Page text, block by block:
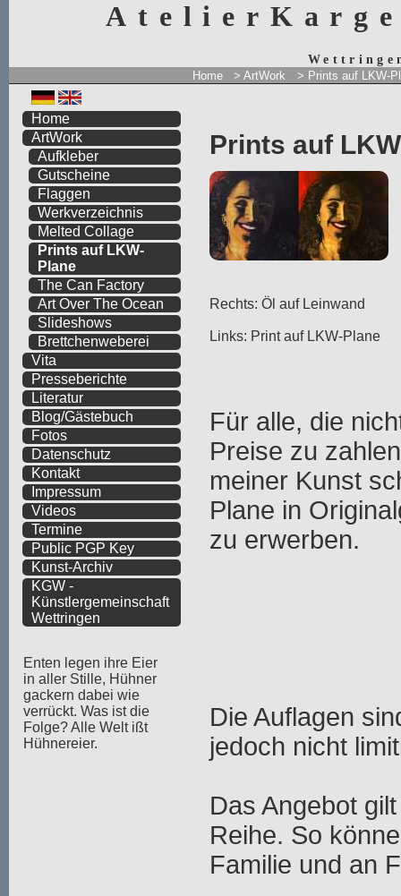
Home > ArtWork > Prints auf LKW-
Prints auf
Rechts: Öl auf Leinwand
Links: Print auf LKW-Plane
Für alle, die
Preise zu
meiner Kunst
Plane in
zu erwerben.
Die Auflagen
jedoch nicht
Das Angebot
Reihe. So
Familie und an
Home
ArtWork
Aufkleber
Gutscheine
Flaggen
Werkverzeichnis
Melted Collage
Prints auf LKW-
Plane
The Can Factory
Art Over The Ocean
Slideshows
Brettchenweberei
Vita
Presseberichte
Literatur
Blog/Gästebuch
Fotos
Datenschutz
Kontakt
Impressum
Videos
Termine
Public PGP Key
Kunst-Archiv
KGW -
Künstlergemeinschaft
Wettringen
Enten legen ihre Eier
in aller Stille, Hühner
gackern dabei wie
verrückt. Was ist die
Folge? Alle Welt ißt
Hühnereier.